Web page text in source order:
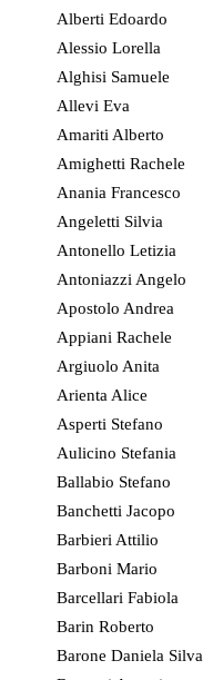
Alberti Edoardo
Alessio Lorella
Alghisi Samuele
Allevi Eva
Amariti Alberto
Amighetti Rachele
Anania Francesco
Angeletti Silvia
Antonello Letizia
Antoniazzi Angelo
Apostolo Andrea
Appiani Rachele
Argiuolo Anita
Arienta Alice
Asperti Stefano
Aulicino Stefania
Ballabio Stefano
Banchetti Jacopo
Barbieri Attilio
Barboni Mario
Barcellari Fabiola
Barin Roberto
Barone Daniela